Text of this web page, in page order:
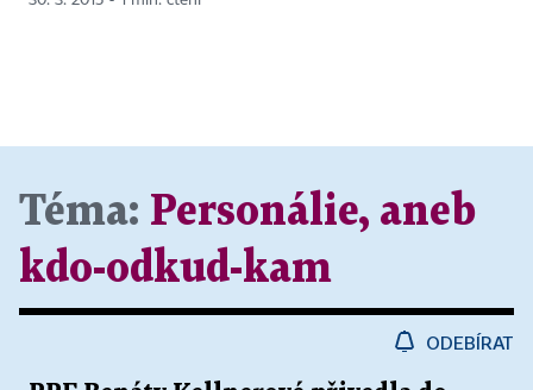
Téma: Personálie, aneb
kdo-odkud-kam
ODEBÍRAT